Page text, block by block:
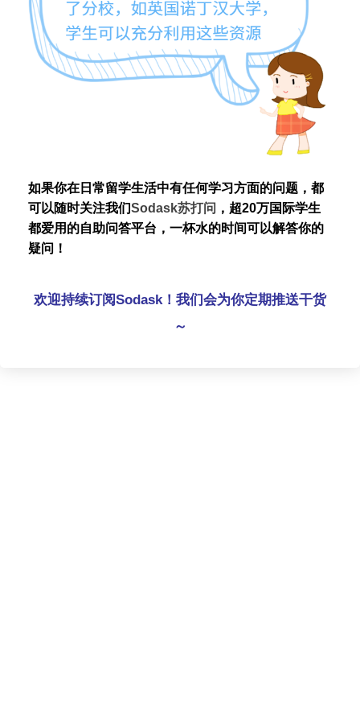
如果你在日常留学生活中有任何学习方面的问题，都
可以随时关注我们Sodask苏打问 ，超20万国际学生
都爱用的自助问答平台，一杯水的时间可以解答你的
疑问！
欢迎持续订阅Sodask！我们会为你定期推送干货
～